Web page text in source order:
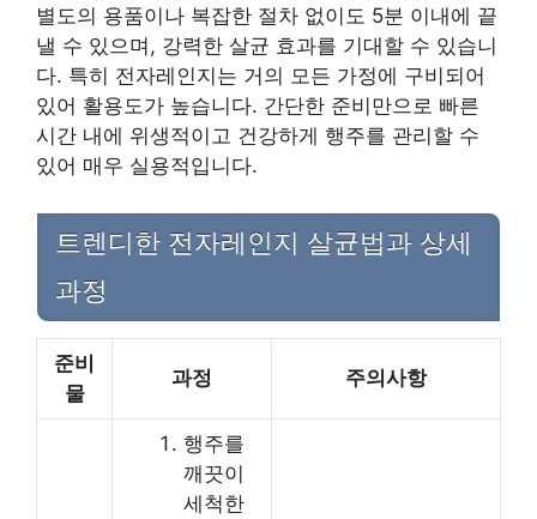
별도의 용품이나 복잡한 절차 없이도 5분 이내에 끝
낼 수 있으며, 강력한 살균 효과를 기대할 수 있습니
다. 특히 전자레인지는 거의 모든 가정에 구비되어
있어 활용도가 높습니다. 간단한 준비만으로 빠른
시간 내에 위생적이고 건강하게 행주를 관리할 수
있어 매우 실용적입니다.
트렌디한 전자레인지 살균법과 상세
과정
준비
물
과정 주의사항
행주를
깨끗이
세척한